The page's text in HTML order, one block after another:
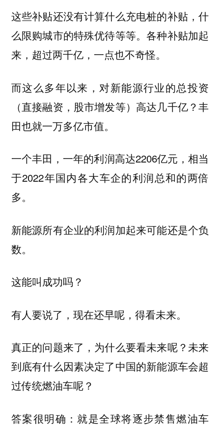
这些补贴还没有计算什么充电桩的补贴，什
么限购城市的特殊优待等等。各种补贴加起
来，超过两千亿，一点也不奇怪。
而这么多年以来，对新能源行业的总投资
（直接融资，股市增发等）高达几千亿？丰
田也就一万多亿市值。
一个丰田，一年的利润高达2206亿元，相当
于2022年国内各大车企的利润总和的两倍
多。
新能源所有企业的利润加起来可能还是个负
数。
这能叫成功吗？
有人要说了，现在还早呢，得看未来。
真正的问题来了，为什么要看未来呢？未来
到底有什么因素决定了中国的新能源车会超
过传统燃油车呢？
答案很明确：就是全球将逐步禁售燃油车